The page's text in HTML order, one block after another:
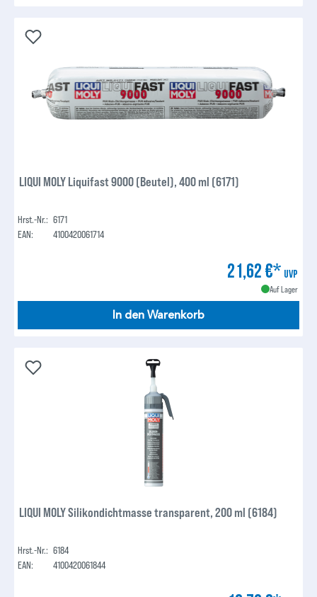
LIQUI MOLY Liquifast 9000 (Beutel), 400 ml (6171)
Hrst.-Nr.: 6171
EAN:
4100420061714
21,62 €* UVP
Auf Lager
In den Warenkorb
LIQUI MOLY Silikondichtmasse transparent, 200 ml (6184)
Hrst.-Nr.: 6184
EAN:
4100420061844